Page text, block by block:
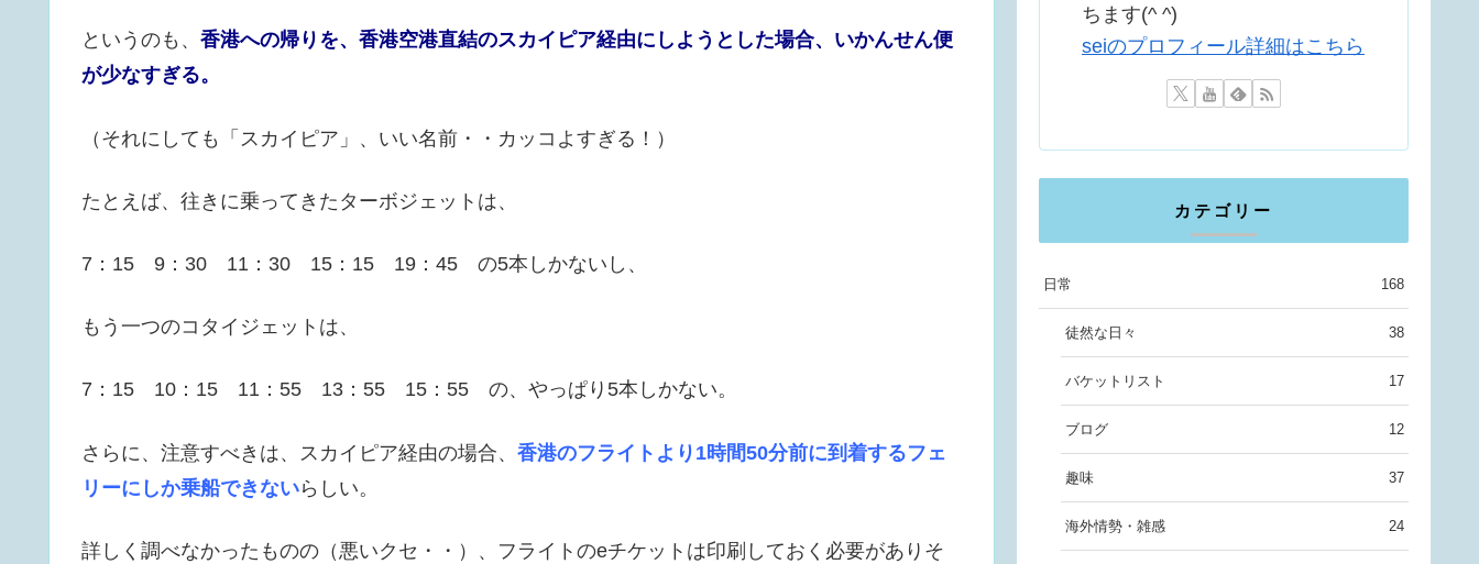
というのも、 香港への帰りを、香港空港直結のスカイピア経由にしようとした場合、いかんせん便
が少なすぎる。
（それにしても「スカイピア」、いい名前・・カッコよすぎる！）
たとえば、往きに乗ってきたターボジェットは、
7：15 9：30 11：30 15：15 19：45 の5本しかないし、
もう一つのコタイジェットは、
7：15 10：15 11：55 13：55 15：55 の、やっぱり5本しかない。
さらに、注意すべきは、スカイピア経由の場合、 香港のフライトより1時間50分前に到着するフェ
リーにしか乗船できないらしい。
詳しく調べなかったものの（悪いクセ・・）、フライトのeチケットは印刷しておく必要がありそ
ちます(^ ^)
seiのプロフィール詳細はこちら
カテゴリー
日常 168
徒然な日々 38
バケットリスト 17
ブログ 12
趣味 37
海外情勢・雑感 24